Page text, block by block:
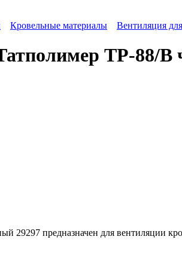
Кровельные материалы Вентиляция
ТР-88/В
29297 предназначен для вентиляции